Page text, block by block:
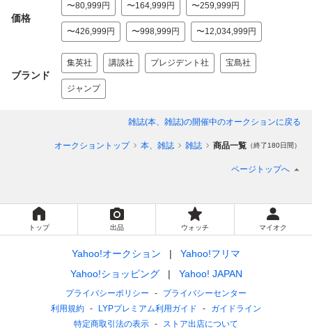
価格
〜80,999円 〜164,999円 〜259,999円
〜426,999円 〜998,999円 〜12,034,999円
ブランド
集英社 講談社 プレジデント社 宝島社
ジャンプ
雑誌(本、雑誌)の開催中のオークションに戻る
オークショントップ 本、雑誌 雑誌 商品一覧 （終了180日間）
ページトップへ
トップ 出品 ウォッチ マイオク
Yahoo!オークション
Yahoo!フリマ
Yahoo!ショッピング
Yahoo! JAPAN
プライバシーポリシー
プライバシーセンター
利用規約
LYPプレミアム利用ガイド
ガイドライン
特定商取引法の表示
ストア出店について